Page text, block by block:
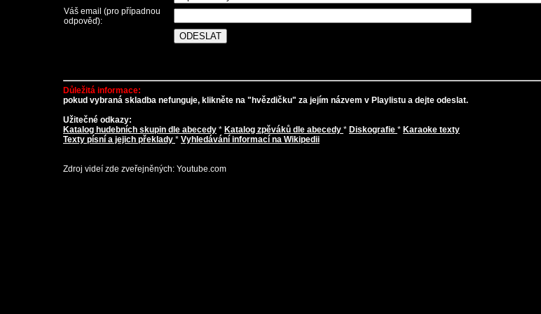
Váš email (pro případnou
odpověď):
Důležitá informace:
pokud vybraná skladba nefunguje, klikněte na "hvězdičku" za jejím názvem v Playlistu a dejte odeslat.
Užitečné odkazy:
Katalog hudebních skupin dle abecedy * Katalog zpěváků dle abecedy * Diskografie * Karaoke texty
Texty písní a jejich překlady * Vyhledávání informací na Wikipedii
Zdroj videí zde zveřejněných: Youtube.com